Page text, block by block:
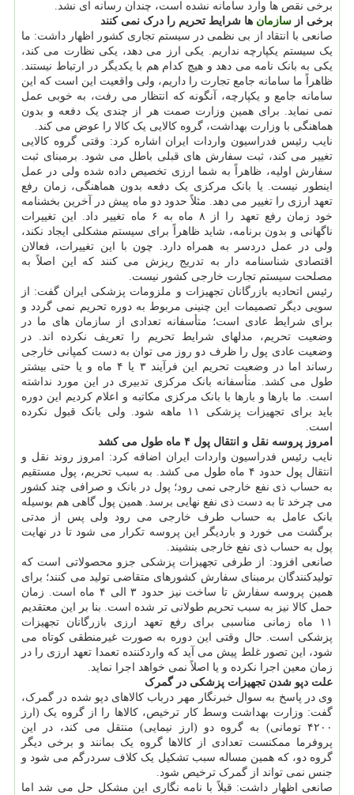
برخی نقص ها وارد سامانه نشده است، چندان رسانه ای نشد.
برخی از سازمان ها شرایط تحریم را درک نمی کنند
صانعی با انتقاد از بی نظمی در سیستم تجاری کشور اظهار داشت: ما
یک سیستم یکپارچه نداریم. یکی ارز می دهد، یکی نظارت می کند،
یکی به بانک نامه می دهد و هیچ کدام هم با یکدیگر در ارتباط نیستند.
ظاهراً ما سامانه جامع تجارت را داریم، ولی واقعیت این است که این
سامانه جامع و یکپارچه، آنگونه که انتظار می رفت، به خوبی عمل
نمی نماید. برای همین وزارت صمت هر از چندی یک دفعه و بدون
هماهنگی با وزارت بهداشت، گروه کالایی یک کالا را عوض می کند.
نایب رئیس فدراسیون واردات ایران اشاره کرد: وقتی گروه کالایی
تغییر می کند، ثبت سفارش های قبلی باطل می شود. برمبنای ثبت
سفارش اولیه، ظاهراً به شما ارزی تخصیص داده شده ولی در عمل
اینطور نیست. یا بانک مرکزی یک دفعه بدون هماهنگی، زمان رفع
تعهد ارزی را تغییر می دهد. مثلاً حدود دو ماه پیش در آخرین بخشنامه
خود زمان رفع تعهد را از ۸ ماه به ۶ ماه تغییر داد. این تغییرات
ناگهانی و بدون برنامه، شاید ظاهراً برای سیستم مشکلی ایجاد نکند،
ولی در عمل دردسر به همراه دارد. چون با این تغییرات، فعالان
اقتصادی شناسنامه دار به تدریج ریزش می کنند که این اصلاً به
مصلحت سیستم تجارت خارجی کشور نیست.
رئیس اتحادیه بازرگانان تجهیزات و ملزومات پزشکی ایران گفت: از
سویی دیگر تصمیمات این چنینی مربوط به دوره تحریم نمی گردد و
برای شرایط عادی است؛ متأسفانه تعدادی از سازمان های ما در
وضعیت تحریم، مدلهای شرایط تحریم را تعریف نکرده اند. در
وضعیت عادی پول را ظرف دو روز می توان به دست کمپانی خارجی
رساند اما در وضعیت تحریم این فرآیند ۳ یا ۴ ماه و یا حتی بیشتر
طول می کشد. متأسفانه بانک مرکزی تدبیری در این مورد نداشته
است. ما بارها و بارها با بانک مرکزی مکاتبه و اعلام کردیم این دوره
باید برای تجهیزات پزشکی ۱۱ ماهه شود. ولی بانک قبول نکرده
است.
امروز پروسه نقل و انتقال پول ۴ ماه طول می کشد
نایب رئیس فدراسیون واردات ایران اضافه کرد: امروز روند نقل و
انتقال پول حدود ۴ ماه طول می کشد. به سبب تحریم، پول مستقیم
به حساب ذی نفع خارجی نمی رود؛ پول در بانک و صرافی چند کشور
می چرخد تا به دست ذی نفع نهایی برسد. همین پول گاهی هم بوسیله
بانک عامل به حساب طرف خارجی می رود ولی پس از مدتی
برگشت می خورد و باردیگر این پروسه تکرار می شود تا در نهایت
پول به حساب ذی نفع خارجی بنشیند.
صانعی افزود: از طرفی تجهیزات پزشکی جزو محصولاتی است که
تولیدکنندگان برمبنای سفارش کشورهای متقاضی تولید می کنند؛ برای
همین پروسه سفارش تا ساخت نیز حدود ۳ الی ۴ ماه است. زمان
حمل کالا نیز به سبب تحریم طولانی تر شده است. بنا بر این معتقدیم
۱۱ ماه زمانی مناسبی برای رفع تعهد ارزی بازرگانان تجهیزات
پزشکی است. حال وقتی این دوره به صورت غیرمنطقی کوتاه می
شود، این تصور غلط پیش می آید که واردکننده تعمدا تعهد ارزی را در
زمان معین اجرا نکرده و یا اصلاً نمی خواهد اجرا نماید.
علت دپو شدن تجهیزات پزشکی در گمرک
وی در پاسخ به سوال خبرنگار مهر درباب کالاهای دپو شده در گمرک،
گفت: وزارت بهداشت وسط کار ترخیص، کالاها را از گروه یک (ارز
۴۲۰۰ تومانی) به گروه دو (ارز نیمایی) منتقل می کند، در این
پروفرما ممکنست تعدادی از کالاها گروه یک بمانند و برخی دیگر
گروه دو، که همین مساله سبب تشکیل یک کلاف سردرگم می شود و
جنس نمی تواند از گمرک ترخیص شود.
صانعی اظهار داشت: قبلاً با نامه نگاری این مشکل حل می شد اما